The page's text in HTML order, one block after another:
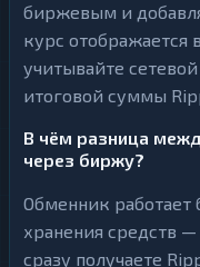
биржевым и
курс отображается
учитывайте
итоговой суммы
В чём разница
через биржу?
Обменник работает
хранения средств
сразу получаете